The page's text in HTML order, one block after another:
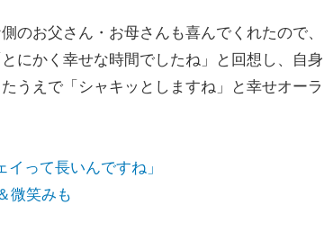
お父さん・お母さんも喜んでくれたので、
にかく幸せな時間でしたね」と回想し、自身
うえで「シャキッとしますね」と幸せオーラ
って長いんですね」
微笑みも